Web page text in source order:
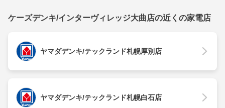
ケーズデンキ/インターヴィレッジ大曲店の近くの家電店
ヤマダデンキ/テックランド札幌厚別店
ヤマダデンキ/テックランド札幌白石店